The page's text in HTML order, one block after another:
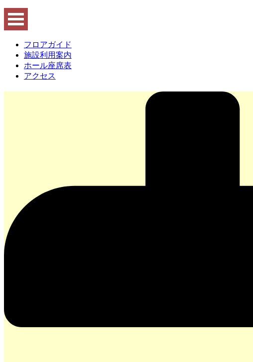
フロアガイド
施設利用案内
ホール座席表
アクセス